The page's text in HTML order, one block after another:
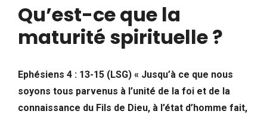
Qu’est-ce que la
maturité spirituelle ?
Ephésiens 4 : 13-15 (LSG) « Jusqu’à ce que nous
soyons tous parvenus à l’unité de la foi et de la
connaissance du Fils de Dieu, à l’état d’homme fait,